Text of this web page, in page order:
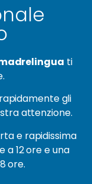
ti
gli
attenzione.
e rapidissima
12 ore e una
ore.